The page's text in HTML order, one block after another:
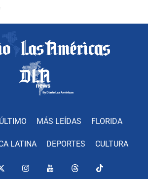
MÁS LEÍDAS FLORIDA
LATINA DEPORTES CULTURA